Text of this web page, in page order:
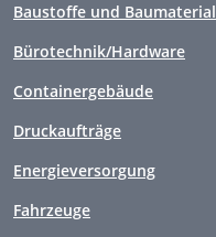
Baustoffe und Baumaterial
Bürotechnik/Hardware
Containergebäude
Druckaufträge
Energieversorgung
Fahrzeuge